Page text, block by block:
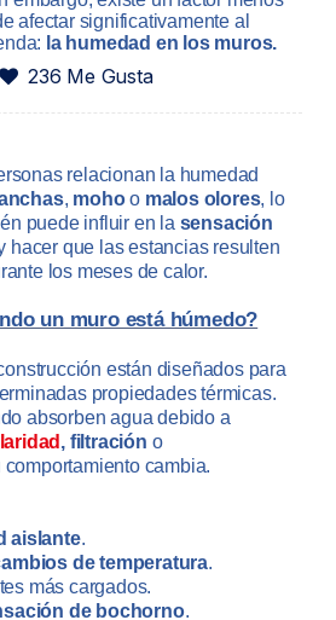
afectar significativamente al
la humedad en los muros.
236 Me Gusta
relacionan la humedad
, mohoo malos olores, lo
puede influir en la sensación
hacer que las estancias resulten
los meses de calor.
un muro está húmedo?
están diseñados para
propiedades térmicas.
absorben agua debido a
, filtración o
cambia.
aislante.
de temperatura.
más cargados.
de bochorno.